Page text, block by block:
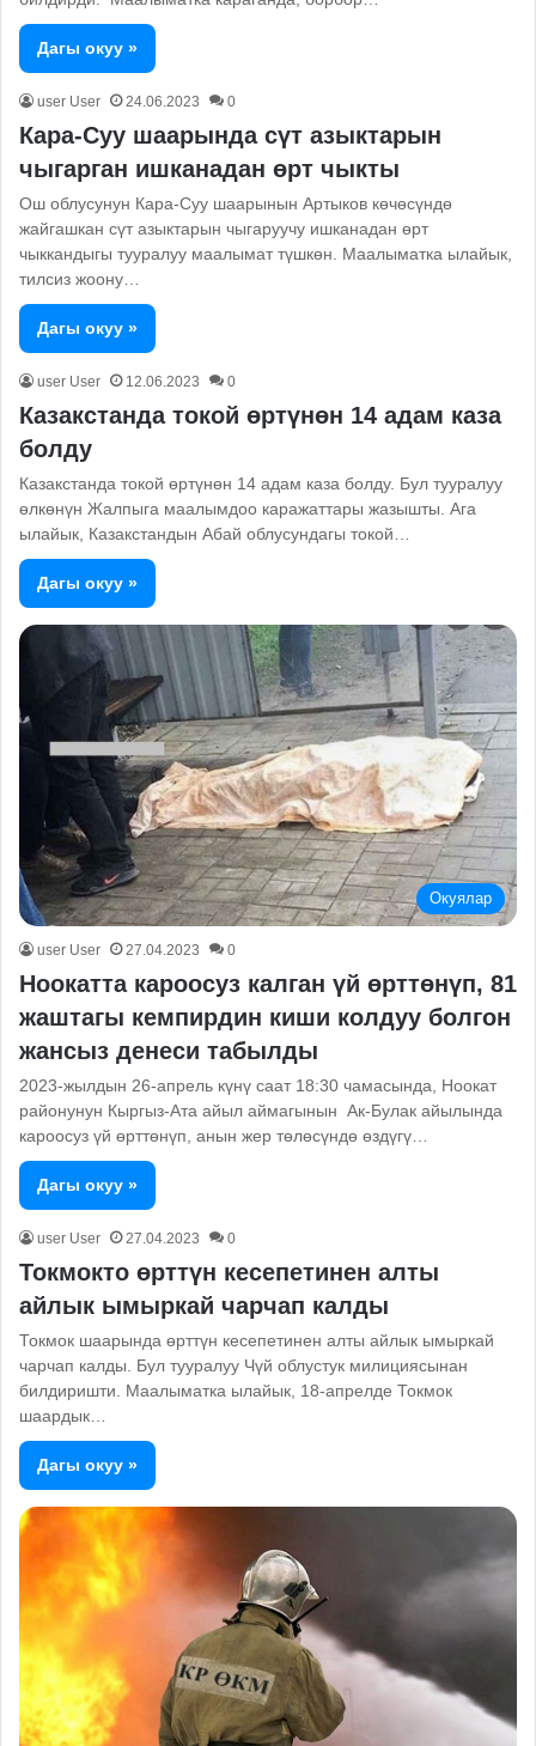
Дагы окуу »
user User 24.06.2023 0
Кара-Суу шаарында сүт азыктарын
чыгарган ишканадан өрт чыкты
Ош облусунун Кара-Суу шаарынын Артыков көчөсүндө
жайгашкан сүт азыктарын чыгаруучу ишканадан өрт
чыккандыгы тууралуу маалымат түшкөн. Маалыматка ылайык,
тилсиз жоону…
Дагы окуу »
user User 12.06.2023 0
Казакстанда токой өртүнөн 14 адам каза
болду
Казакстанда токой өртүнөн 14 адам каза болду. Бул тууралуу
өлкөнүн Жалпыга маалымдоо каражаттары жазышты. Ага
ылайык, Казакстандын Абай облусундагы токой…
Дагы окуу »
Окуялар
user User 27.04.2023 0
Ноокатта кароосуз калган үй өрттөнүп, 81
жаштагы кемпирдин киши колдуу болгон
жансыз денеси табылды
2023-жылдын 26-апрель күнү саат 18:30 чамасында, Ноокат
районунун Кыргыз-Ата айыл аймагынын Ак-Булак айылында
кароосуз үй өрттөнүп, анын жер төлөсүндө өздүгү…
Дагы окуу »
user User 27.04.2023 0
Токмокто өрттүн кесепетинен алты
айлык ымыркай чарчап калды
Токмок шаарында өрттүн кесепетинен алты айлык ымыркай
чарчап калды. Бул тууралуу Чүй облустук милициясынан
билдиришти. Маалыматка ылайык, 18-апрелде Токмок
шаардык…
Дагы окуу »